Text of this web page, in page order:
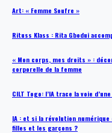
Art: « Femme Soufre »
Rituss Klass : Rita Gbodui
« Mon corps, mes droits » :
corporelle de la femme
CILT Togo: l’IA trace la voie
IA : et si la révolution
filles et les garçons ?